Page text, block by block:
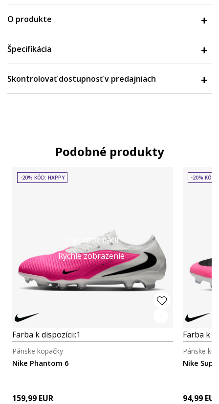
O produkte
Špecifikácia
Skontrolovať dostupnosť v predajniach
Podobné produkty
Viac informácií
Rýchle zobrazenie
-20% KÓD: HAPPY
Farba k dispozícii:1
Nike Phantom 6
Pánske kopačky
159,99 EUR
-20% KÓD:
Farba k
Nike
Pánske
94,99 EUR